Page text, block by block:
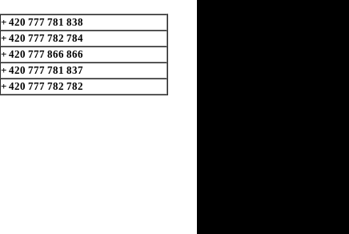
+ 420 777 781 838
+ 420 777 782 784
+ 420 777 866 866
+ 420 777 781 837
+ 420 777 782 782